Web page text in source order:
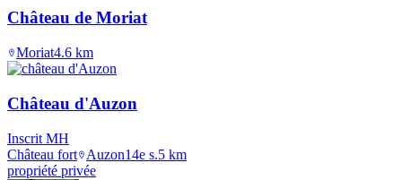
Château de Moriat
Moriat4.6 km
Château d'Auzon
Inscrit MH
Château fort
Auzon14e s.5 km
propriété privée